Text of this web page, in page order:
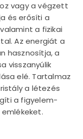
vagy a végzett
és erősíti a
a fizikai
Az energiát a
hasznosítja, a
visszanyúlik
elé. Tartalmaz
a létezés
a figyelem-